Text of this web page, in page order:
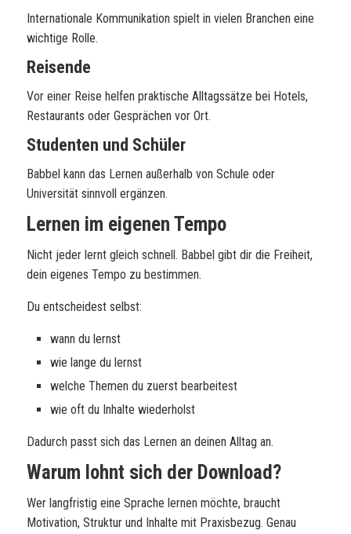
Internationale Kommunikation spielt in vielen Branchen eine
wichtige Rolle.
Reisende
Vor einer Reise helfen praktische Alltagssätze bei Hotels,
Restaurants oder Gesprächen vor Ort.
Studenten und Schüler
Babbel kann das Lernen außerhalb von Schule oder
Universität sinnvoll ergänzen.
Lernen im eigenen Tempo
Nicht jeder lernt gleich schnell. Babbel gibt dir die Freiheit,
dein eigenes Tempo zu bestimmen.
Du entscheidest selbst:
wann du lernst
wie lange du lernst
welche Themen du zuerst bearbeitest
wie oft du Inhalte wiederholst
Dadurch passt sich das Lernen an deinen Alltag an.
Warum lohnt sich der Download?
Wer langfristig eine Sprache lernen möchte, braucht
Motivation, Struktur und Inhalte mit Praxisbezug. Genau